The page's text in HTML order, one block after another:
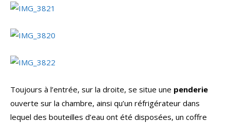
Toujours à l’entrée, sur la droite, se situe une penderie
ouverte sur la chambre, ainsi qu’un réfrigérateur dans
lequel des bouteilles d’eau ont été disposées, un coffre